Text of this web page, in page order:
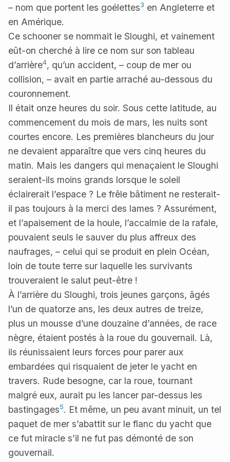
– nom que portent les goélettes3 en Angleterre et
en Amérique.
Ce schooner se nommait le Sloughi, et vainement
eût-on cherché à lire ce nom sur son tableau
d’arrière4, qu’un accident, – coup de mer ou
collision, – avait en partie arraché au-dessous du
couronnement.
Il était onze heures du soir. Sous cette latitude, au
commencement du mois de mars, les nuits sont
courtes encore. Les premières blancheurs du jour
ne devaient apparaître que vers cinq heures du
matin. Mais les dangers qui menaçaient le Sloughi
seraient-ils moins grands lorsque le soleil
éclairerait l’espace ? Le frêle bâtiment ne resterait-
il pas toujours à la merci des lames ? Assurément,
et l’apaisement de la houle, l’accalmie de la rafale,
pouvaient seuls le sauver du plus affreux des
naufrages, – celui qui se produit en plein Océan,
loin de toute terre sur laquelle les survivants
trouveraient le salut peut-être !
À l’arrière du Sloughi, trois jeunes garçons, âgés
l’un de quatorze ans, les deux autres de treize,
plus un mousse d’une douzaine d’années, de race
nègre, étaient postés à la roue du gouvernail. Là,
ils réunissaient leurs forces pour parer aux
embardées qui risquaient de jeter le yacht en
travers. Rude besogne, car la roue, tournant
malgré eux, aurait pu les lancer par-dessus les
bastingages5. Et même, un peu avant minuit, un tel
paquet de mer s’abattit sur le flanc du yacht que
ce fut miracle s’il ne fut pas démonté de son
gouvernail.